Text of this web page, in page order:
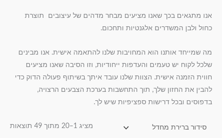
אנו מתגאים בכך שאנו מציעים מבחר מדהים של עיצובים תוצרת
כחול ולבן המשדרים אלגנטיות ותחכום.
מה שמייחד אותנו הוא המחויבות שלנו להתאמה אישית. אנו מבינים
שלכל לקוח יש טעמים והעדפות ייחודיות, וזו הסיבה שאנו מציעים
חווית הזמנה אישית. הצוות שלנו עובד איתך בשיתוף פעולה הדוק כדי
להבין את החזון שלך, תוך התחשבות בערכת הצבעים הרצויה,
בדפוסים ובכל דרישות ספציפיות שיש לך.
מציג 1–20 מתוך 49 תוצאות